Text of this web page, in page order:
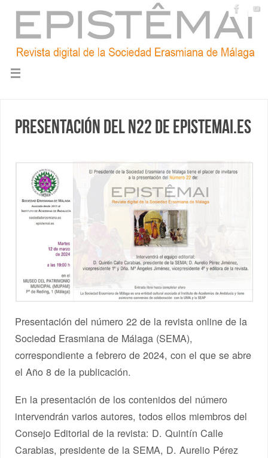
Presentación del N22 de epistemai.es
Presentación del número 22 de la revista online de la
Sociedad Erasmiana de Málaga (SEMA),
correspondiente a febrero de 2024, con el que se abre
el Año 8 de la publicación.
En la presentación de los contenidos del número
intervendrán varios autores, todos ellos miembros del
Consejo Editorial de la revista: D. Quintín Calle
Carabias, presidente de la SEMA, D. Aurelio Pérez